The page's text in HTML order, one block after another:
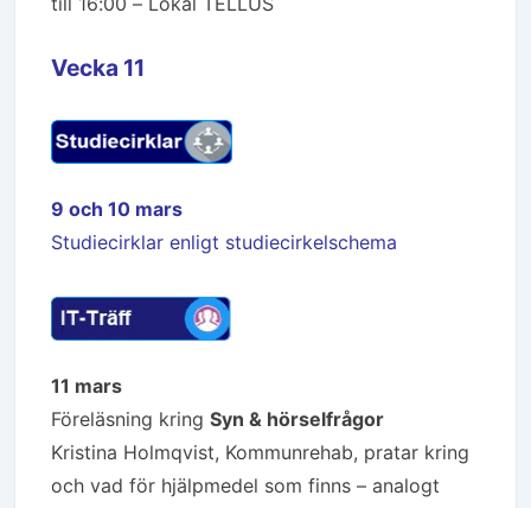
Vecka 11
9 och 10 mars
Studiecirklar enligt studiecirkelschema
11 mars
Föreläsning kring Syn & hörselfrågor
Kristina Holmqvist, Kommunrehab, pratar kring
och vad för hjälpmedel som finns – analogt